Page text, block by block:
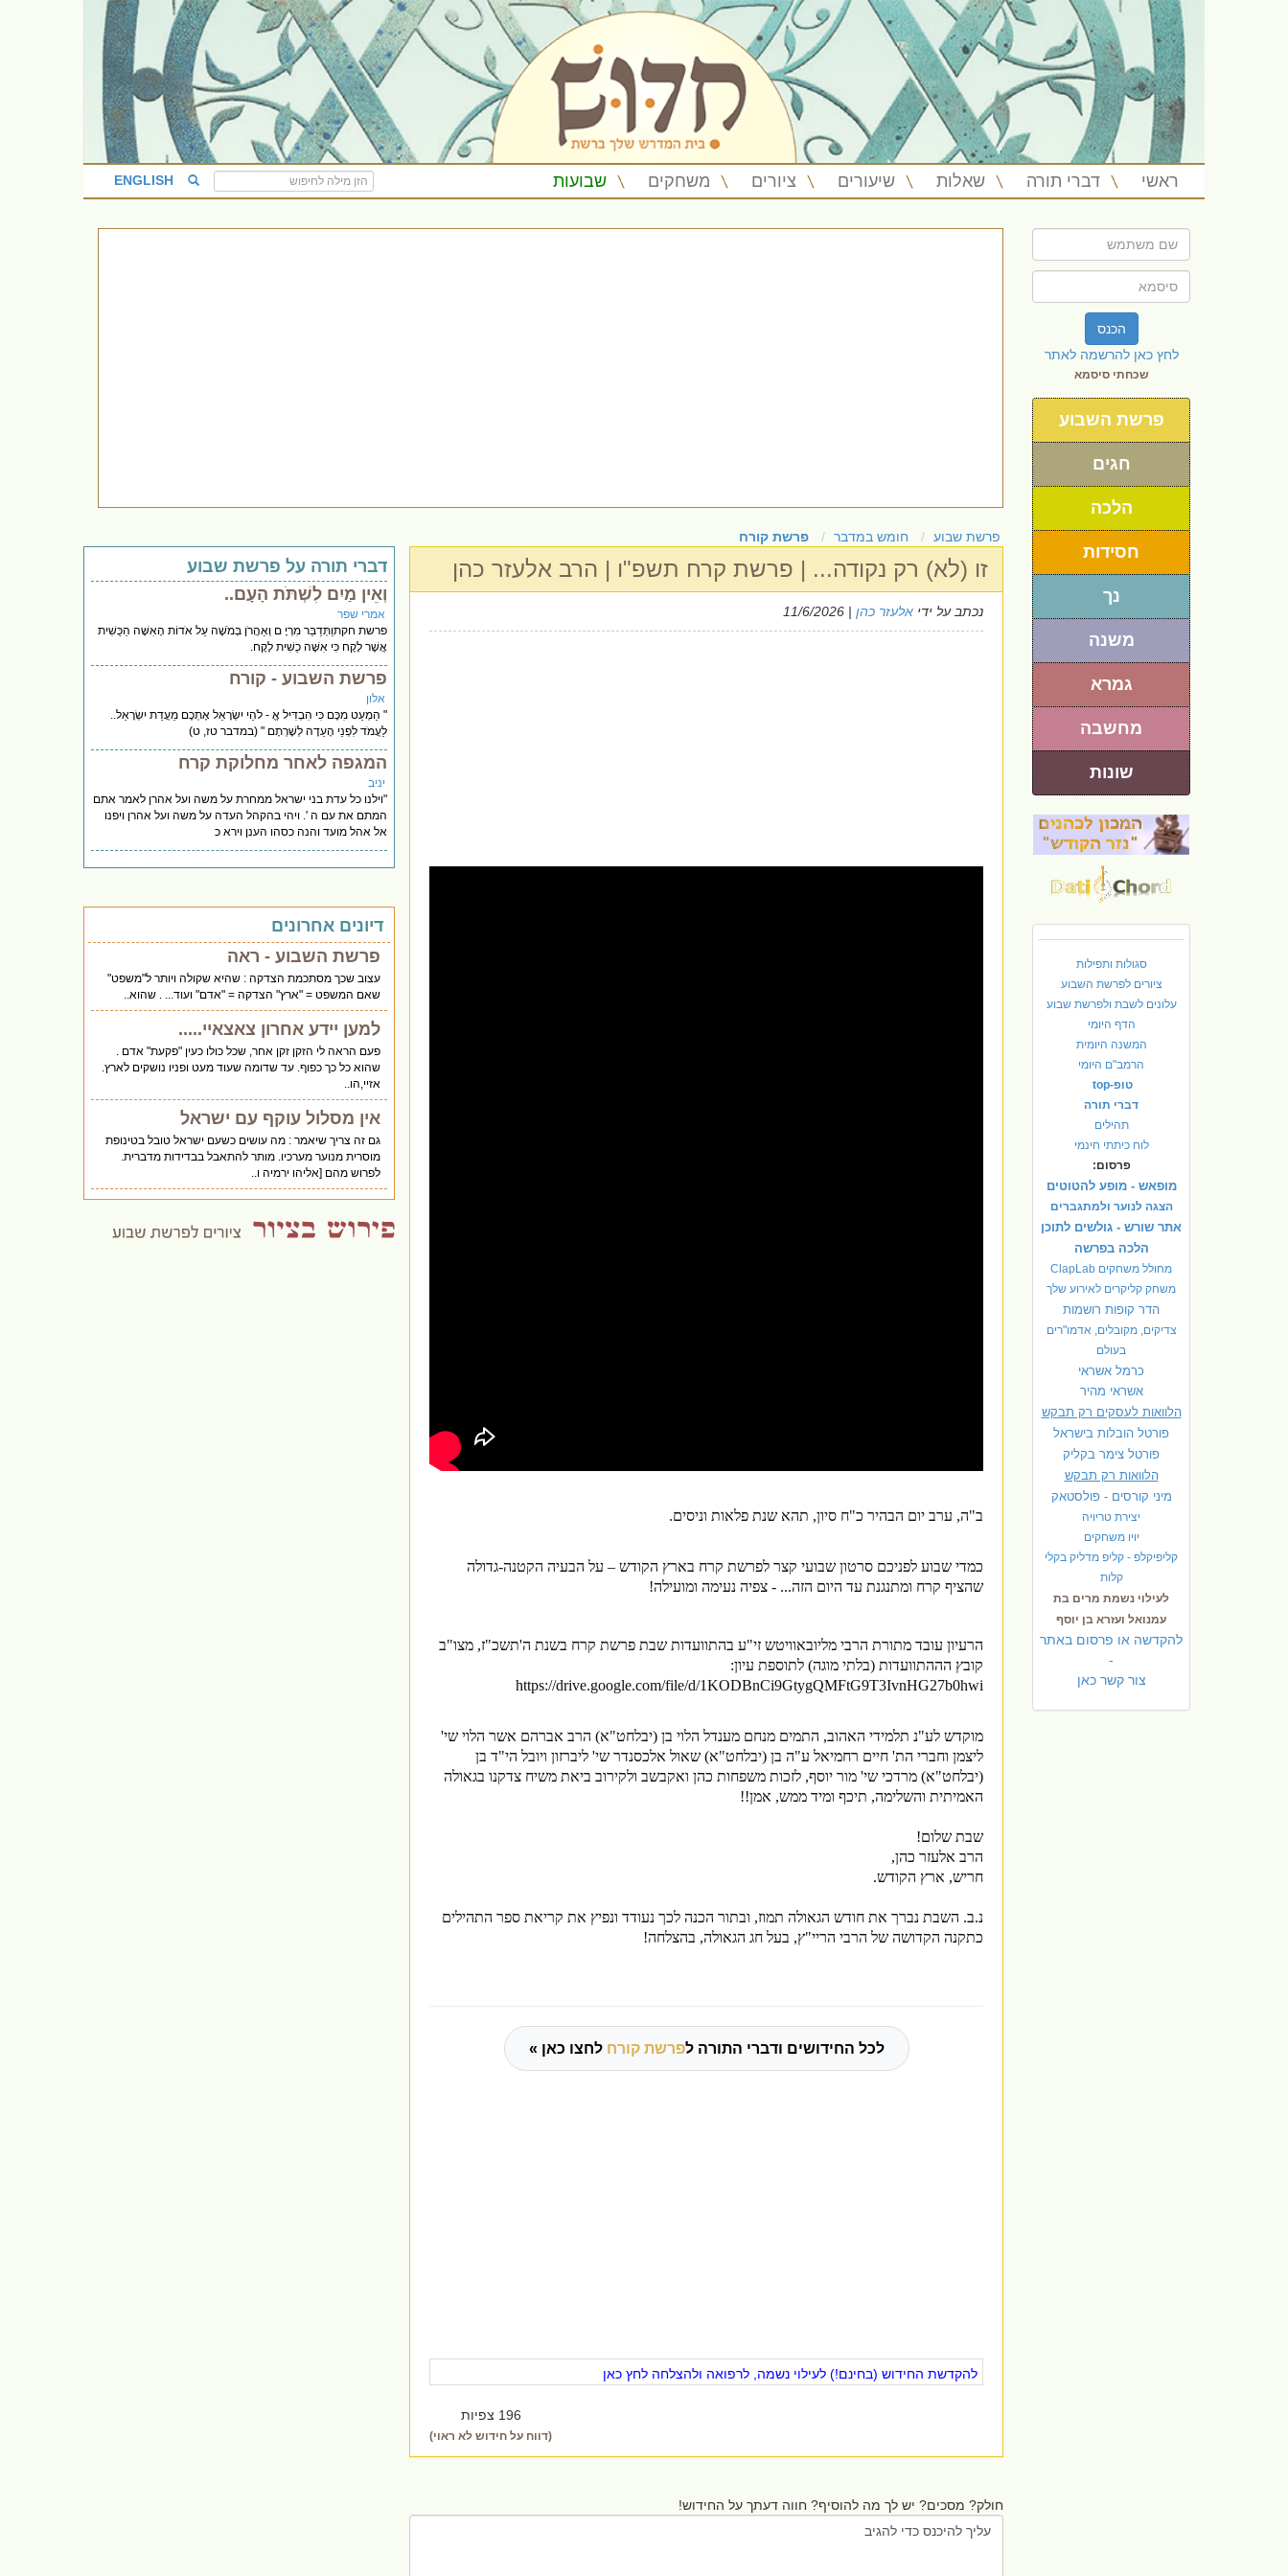
ראשי דברי תורה שאלות שיעורים ציורים משחקים שבועות ENGLISH
הכנס
לחץ כאן להרשמה לאתר
שכחתי סיסמא
פרשת השבוע
חגים
הלכה
חסידות
נך
משנה
גמרא
מחשבה
שונות
סגולות ותפילות
ציורים לפרשת השבוע
עלונים לשבת ולפרשת שבוע
הדף היומי
המשנה היומית
הרמב"ם היומי
טופ-top
דברי תורה
תהילים
לוח כיתתי חינמי
פרסום:
מופאש - מופע להטוטים
הצגה לנוער ולמתגברים
אתר שורש - גולשים לתוכן
הלכה בפרשה
מחולל משחקים ClapLab
משחק קליקרים לאירוע שלך
הדר קופות רושמות
צדיקים, מקובלים, אדמו"רים
בעולם
כרמל אשראי
אשראי מהיר
הלוואות לעסקים רק תבקש
פורטל הובלות בישראל
פורטל צימר בקליק
הלוואות רק תבקש
מיני קורסים - פולסטאק
יצירת טריויה
יויו משחקים
קליפיקלפ - קליפ מדליק בקלי
קלות
לעילוי נשמת מרים בת
עמנואל ועזרא בן יוסף
להקדשה או פרסום באתר
-
צור קשר כאן
פרשת שבוע חומש במדבר פרשת קורח
זו (לא) רק נקודה... | פרשת קרח תשפ"ו | הרב אלעזר כהן
נכתב על ידי אלעזר כהן | 11/6/2026
ב"ה, ערב יום הבהיר כ"ח סיון, תהא שנת פלאות וניסים.
כמדי שבוע לפניכם סרטון שבועי קצר לפרשת קרח בארץ הקודש – על הבעיה הקטנה-גדולה
שהציף קרח ומתנגנת עד היום הזה... - צפיה נעימה ומועילה!
הרעיון עובד מתורת הרבי מליובאוויטש זי"ע בהתוועדות שבת פרשת קרח בשנת ה'תשכ"ז, מצו"ב
קובץ הההתוועדות (בלתי מוגה) לתוספת עיון:
https://drive.google.com/file/d/1KODBnCi9GtygQMFtG9T3IvnHG27b0hwi
מוקדש לע"נ תלמידי האהוב, התמים מנחם מענדל הלוי בן (יבלחט"א) הרב אברהם אשר הלוי שי'
ליצמן וחברי הת' חיים רחמיאל ע"ה בן (יבלחט"א) שאול אלכסנדר שי' ליברזון ויובל הי"ד בן
(יבלחט"א) מרדכי שי' מור יוסף, לזכות משפחות כהן ואקבשב ולקירוב ביאת משיח צדקנו בגאולה
האמיתית והשלימה, תיכף ומיד ממש, אמן!!
שבת שלום!
הרב אלעזר כהן,
חריש, ארץ הקודש.
נ.ב. השבת נברך את חודש הגאולה תמוז, ובתור הכנה לכך נעודד ונפיץ את קריאת ספר התהילים
כתקנה הקדושה של הרבי הריי"ץ, בעל חג הגאולה, בהצלחה!
לכל החידושים ודברי התורה לפרשת קורח לחצו כאן »
להקדשת החידוש (בחינם!) לעילוי נשמה, לרפואה ולהצלחה לחץ כאן
196 צפיות
(דווח על חידוש לא ראוי)
חולק? מסכים? יש לך מה להוסיף? חווה דעתך על החידוש!
דברי תורה על פרשת שבוע
וְאֵין מַיִם לִשְׁתֹּת הָעָם..
אמרי שפר
פרשת חקתוַתְּדַבֵּר מִרְיָ ם וְאַהֲרֹן בְּמֹשֶׁה עַל אֹדוֹת הָאִשָּׁה הַכֻּשִׁית
אֲשֶׁר לָקָח כִּי אִשָּׁה כֻשִׁית לָקָח.
פרשת השבוע - קורח
אלון
" הַמְעַט מִכֶּם כִּי הִבְדִּיל אֱ - לֹהֵי יִשְׂרָאֵל אֶתְכֶם מֵעֲדַת יִשְׂרָאֵל..
לַעֲמֹד לִפְנֵי הָעֵדָה לְשָׁרְתָם " (במדבר טז, ט)
המגפה לאחר מחלוקת קרח
יניב
"וילנו כל עדת בני ישראל ממחרת על משה ועל אהרן לאמר אתם
המתם את עם ה '. ויהי בהקהל העדה על משה ועל אהרן ויפנו
אל אהל מועד והנה כסהו הענן וירא כ
דיונים אחרונים
פרשת השבוע - ראה
עצוב שכך מסתכמת הצדקה : שהיא שקולה ויותר ל"משפט"
שאם המשפט = "ארץ" הצדקה = "אדם" ועוד... . שהוא..
למען יידע אחרון צאצאיי.....
פעם הראה לי הזקן זקן אחר, שכל כולו כעין "פקעת" אדם .
שהוא כל כך כפוף. עד שדומה שעוד מעט ופניו נושקים לארץ.
אזיי,הו..
אין מסלול עוקף עם ישראל
גם זה צריך שיאמר : מה עושים כשעם ישראל טובל בטינופת
מוסרית מנוער מערכיו. מותר להתאבל בבדידות מדברית.
לפרוש מהם [אליהו ירמיה ו..